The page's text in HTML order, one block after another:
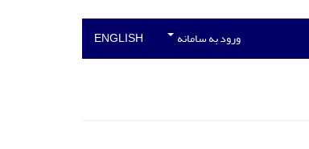
ورود به سامانه ENGLISH